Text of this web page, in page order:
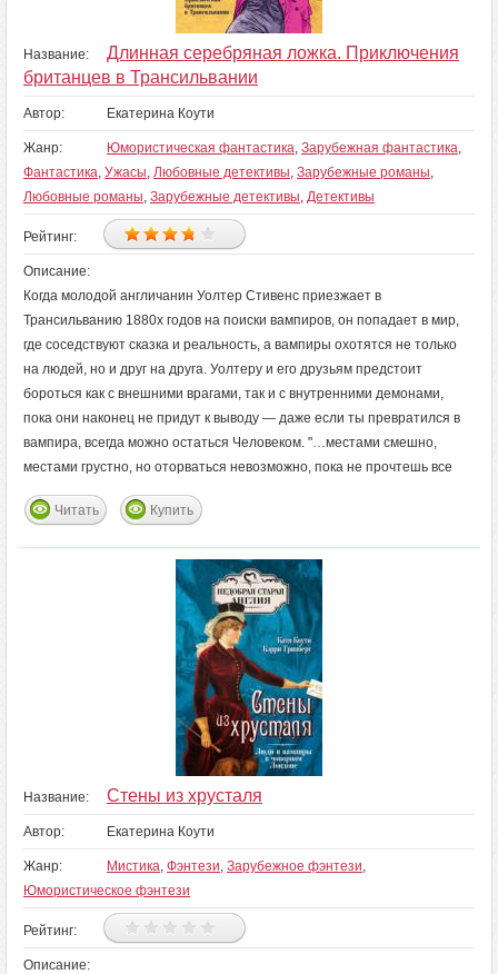
Название:
Длинная серебряная ложка. Приключения
британцев в Трансильвании
Автор: Екатерина Коути
Жанр: Юмористическая фантастика, Зарубежная фантастика,
Фантастика, Ужасы, Любовные детективы, Зарубежные романы,
Любовные романы, Зарубежные детективы, Детективы
Рейтинг:
Описание:
Когда молодой англичанин Уолтер Стивенс приезжает в
Трансильванию 1880х годов на поиски вампиров, он попадает в мир,
где соседствуют сказка и реальность, а вампиры охотятся не только
на людей, но и друг на друга. Уолтеру и его друзьям предстоит
бороться как с внешними врагами, так и с внутренними демонами,
пока они наконец не придут к выводу — даже если ты превратился в
вампира, всегда можно остаться Человеком. "…местами смешно,
местами грустно, но оторваться невозможно, пока не прочтешь все
Читать Купить
Название: Стены из хрусталя
Автор: Екатерина Коути
Жанр: Мистика, Фэнтези, Зарубежное фэнтези,
Юмористическое фэнтези
Рейтинг:
Описание: